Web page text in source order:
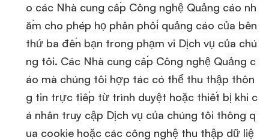
o các Nhà cung cấp Công nghệ Quảng cáo nh
ằm cho phép họ phân phối quảng cáo của bên
thứ ba đến bạn trong phạm vi Dịch vụ của chú
ng tôi. Các Nhà cung cấp Công nghệ Quảng c
áo mà chúng tôi hợp tác có thể thu thập thôn
g tin trực tiếp từ trình duyệt hoặc thiết bị khi c
á nhân truy cập Dịch vụ của chúng tôi thông q
ua cookie hoặc các công nghệ thu thập dữ liệ